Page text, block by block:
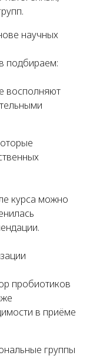
научных
подбираем:
восполняют
курса можно
пробиотиков
в приёме
группы